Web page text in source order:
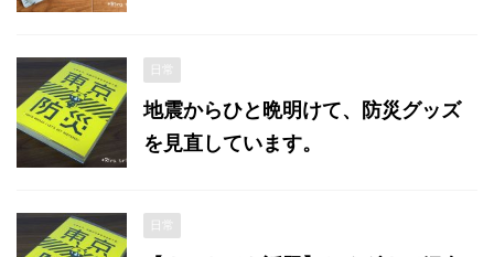
日常
地震からひと晩明けて、防災グッズ
を見直しています。
日常